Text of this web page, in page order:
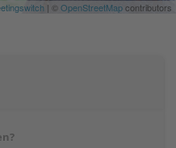
| ©OpenStreetMapcontributors